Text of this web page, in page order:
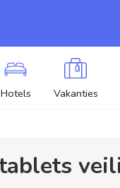
Hotels Vakanties